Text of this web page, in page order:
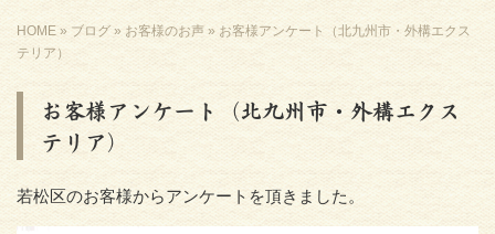
HOME » ブログ » お客様のお声 » お客様アンケート（北九州市・外構エクス
テリア）
お客様アンケート（北九州市・外構エクス
テリア）
若松区のお客様からアンケートを頂きました。